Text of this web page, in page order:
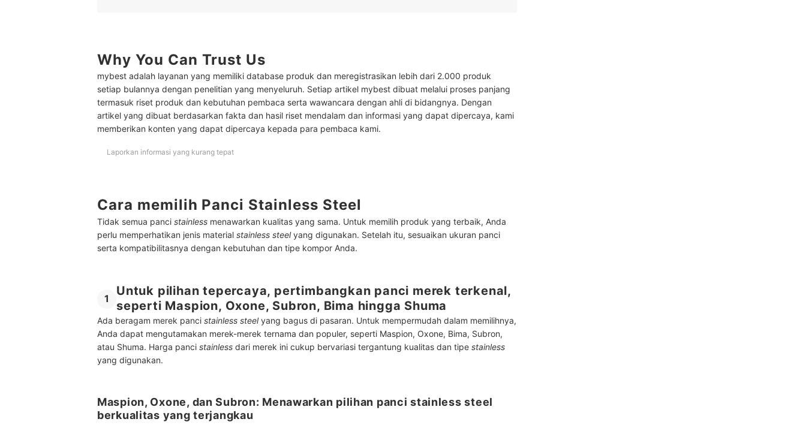
Peringkat Panci Stainless Steel Terbaik
Apa perbedaan panci stainless dan aluminum?
Baca juga rekomendasi produk panci lainnya di sini
Why You Can Trust Us
mybest adalah layanan yang memiliki database produk dan meregistrasikan lebih dari 2.000 produk
setiap bulannya dengan penelitian yang menyeluruh. Setiap artikel mybest dibuat melalui proses panjang
termasuk riset produk dan kebutuhan pembaca serta wawancara dengan ahli di bidangnya. Dengan
artikel yang dibuat berdasarkan fakta dan hasil riset mendalam dan informasi yang dapat dipercaya, kami
memberikan konten yang dapat dipercaya kepada para pembaca kami.
Laporkan informasi yang kurang tepat
Cara memilih Panci Stainless Steel
Tidak semua panci stainless menawarkan kualitas yang sama. Untuk memilih produk yang terbaik, Anda
perlu memperhatikan jenis material stainless steelyang digunakan. Setelah itu, sesuaikan ukuran panci
serta kompatibilitasnya dengan kebutuhan dan tipe kompor Anda.
1
Untuk pilihan tepercaya, pertimbangkan panci merek terkenal,
seperti Maspion, Oxone, Subron, Bima hingga Shuma
Ada beragam merek panci stainless steelyang bagus di pasaran. Untuk mempermudah dalam memilihnya,
Anda dapat mengutamakan merek-merek ternama dan populer, seperti Maspion, Oxone, Bima, Subron,
atau Shuma. Harga panci stainless dari merek ini cukup bervariasi tergantung kualitas dan tipe stainless
yang digunakan.
Maspion, Oxone, dan Subron: Menawarkan pilihan panci stainless steel
berkualitas yang terjangkau